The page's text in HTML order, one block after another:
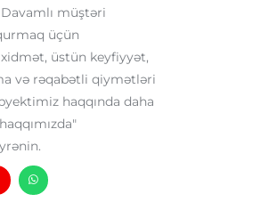
Davamlı müştəri
üçün
üstün keyfiyyət,
və rəqabətli qiymətləri
haqqında daha
W
h